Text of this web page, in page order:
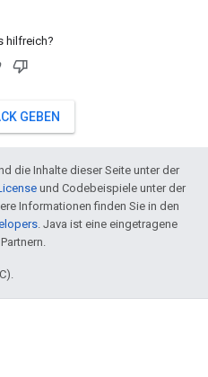
hilfreich?
GEBEN
die Inhalte dieser Seite unter der
und Codebeispiele unter der
Informationen finden Sie in den
. Java ist eine eingetragene